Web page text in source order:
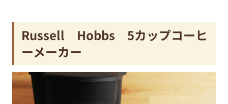
Russell Hobbs 5カップコーヒ
ーメーカー